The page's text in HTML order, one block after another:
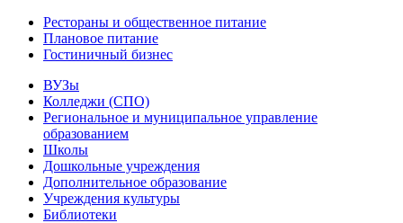
Рестораны и общественное питание
Плановое питание
Гостиничный бизнес
ВУЗы
Колледжи (СПО)
Региональное и муниципальное управление
образованием
Школы
Дошкольные учреждения
Дополнительное образование
Учреждения культуры
Библиотеки